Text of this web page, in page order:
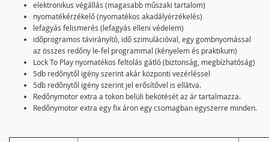
elektronikus végállás (magasabb műszaki tartalom)
nyomatékérzékelő (nyomatékos akadályérzékelés)
lefagyás felismerés (lefagyás elleni védelem)
időprogramos távirányító, idő szimulációval, egy gombnyomással
az összes redőny le-fel programmal (kényelem és praktikum)
Lock To Play nyomatékos feltolás gátló (biztonság, megbízhatóság)
5db redőnytől igény szerint akár központi vezérléssel
5db redőnytől igény szerint jel erősítővel is ellátva.
Redőnymotor extra a tokon belüli bekötését az ár tartalmazza.
Redőnymotor extra egy fix áron egy csomagban egyszerre minden.